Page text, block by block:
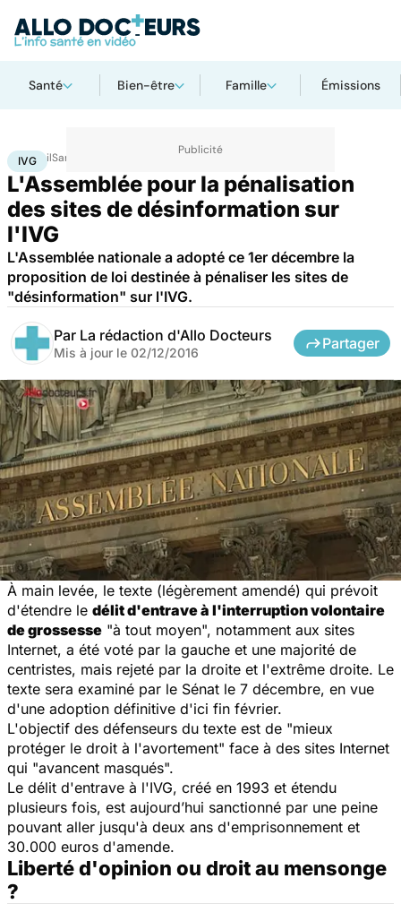
Santé Bien-être Famille Émissions
AccueilSanté
IVG
L'Assemblée pour la pénalisation
des sites de désinformation sur
l'IVG
L'Assemblée nationale a adopté ce 1er décembre la
proposition de loi destinée à pénaliser les sites de
"désinformation" sur l'IVG.
Par La rédaction d'Allo Docteurs
Mis à jour le 02/12/2016
Partager
À main levée, le texte (légèrement amendé) qui prévoit
d'étendre le délit d'entrave à l'interruption volontaire
de grossesse "à tout moyen", notamment aux sites
Internet, a été voté par la gauche et une majorité de
centristes, mais rejeté par la droite et l'extrême droite. Le
texte sera examiné par le Sénat le 7 décembre, en vue
d'une adoption définitive d'ici fin février.
L'objectif des défenseurs du texte est de "mieux
protéger le droit à l'avortement" face à des sites Internet
qui "avancent masqués".
Le délit d'entrave à l'IVG, créé en 1993 et étendu
plusieurs fois, est aujourd’hui sanctionné par une peine
pouvant aller jusqu'à deux ans d'emprisonnement et
30.000 euros d'amende.
Liberté d'opinion ou droit au mensonge
?